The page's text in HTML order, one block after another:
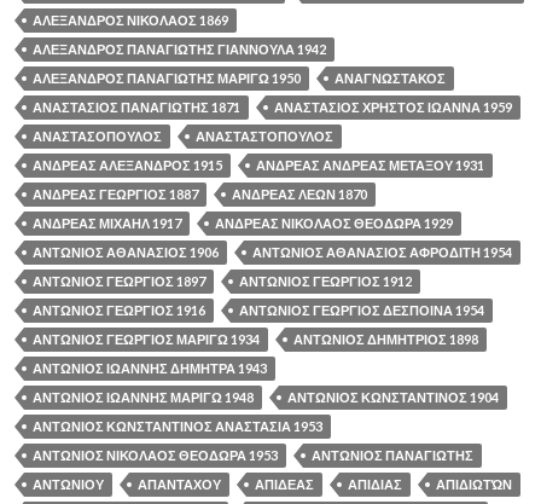
ΑΛΕΞΑΝΔΡΟΣ ΝΙΚΟΛΑΟΣ 1869
ΑΛΕΞΑΝΔΡΟΣ ΠΑΝΑΓΙΩΤΗΣ ΓΙΑΝΝΟΥΛΑ 1942
ΑΛΕΞΑΝΔΡΟΣ ΠΑΝΑΓΙΩΤΗΣ ΜΑΡΙΓΩ 1950
ΑΝΑΓΝΩΣΤΑΚΟΣ
ΑΝΑΣΤΑΣΙΟΣ ΠΑΝΑΓΙΩΤΗΣ 1871
ΑΝΑΣΤΑΣΙΟΣ ΧΡΗΣΤΟΣ ΙΩΑΝΝΑ 1959
ΑΝΑΣΤΑΣΟΠΟΥΛΟΣ
ΑΝΑΣΤΑΣΤΟΠΟΥΛΟΣ
ΑΝΔΡΕΑΣ ΑΛΕΞΑΝΔΡΟΣ 1915
ΑΝΔΡΕΑΣ ΑΝΔΡΕΑΣ ΜΕΤΑΞΟΥ 1931
ΑΝΔΡΕΑΣ ΓΕΩΡΓΙΟΣ 1887
ΑΝΔΡΕΑΣ ΛΕΩΝ 1870
ΑΝΔΡΕΑΣ ΜΙΧΑΗΛ 1917
ΑΝΔΡΕΑΣ ΝΙΚΟΛΑΟΣ ΘΕΟΔΩΡΑ 1929
ΑΝΤΩΝΙΟΣ ΑΘΑΝΑΣΙΟΣ 1906
ΑΝΤΩΝΙΟΣ ΑΘΑΝΑΣΙΟΣ ΑΦΡΟΔΙΤΗ 1954
ΑΝΤΩΝΙΟΣ ΓΕΩΡΓΙΟΣ 1897
ΑΝΤΩΝΙΟΣ ΓΕΩΡΓΙΟΣ 1912
ΑΝΤΩΝΙΟΣ ΓΕΩΡΓΙΟΣ 1916
ΑΝΤΩΝΙΟΣ ΓΕΩΡΓΙΟΣ ΔΕΣΠΟΙΝΑ 1954
ΑΝΤΩΝΙΟΣ ΓΕΩΡΓΙΟΣ ΜΑΡΙΓΩ 1934
ΑΝΤΩΝΙΟΣ ΔΗΜΗΤΡΙΟΣ 1898
ΑΝΤΩΝΙΟΣ ΙΩΑΝΝΗΣ ΔΗΜΗΤΡΑ 1943
ΑΝΤΩΝΙΟΣ ΙΩΑΝΝΗΣ ΜΑΡΙΓΩ 1948
ΑΝΤΩΝΙΟΣ ΚΩΝΣΤΑΝΤΙΝΟΣ 1904
ΑΝΤΩΝΙΟΣ ΚΩΝΣΤΑΝΤΙΝΟΣ ΑΝΑΣΤΑΣΙΑ 1953
ΑΝΤΩΝΙΟΣ ΝΙΚΟΛΑΟΣ ΘΕΟΔΩΡΑ 1953
ΑΝΤΩΝΙΟΣ ΠΑΝΑΓΙΩΤΗΣ
ΑΝΤΩΝΙΟΥ
ΑΠΑΝΤΑΧΟΥ ΑΠΙΔΕΑΣ ΑΠΙΔΙΑΣ
ΑΠΙΔΙΩΤΏΝ